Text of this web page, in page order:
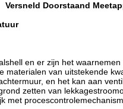
Versneld Doorstaand
en er zijn het waarnemen
materialen van uitstekende
en het kan aan
zetten van
met